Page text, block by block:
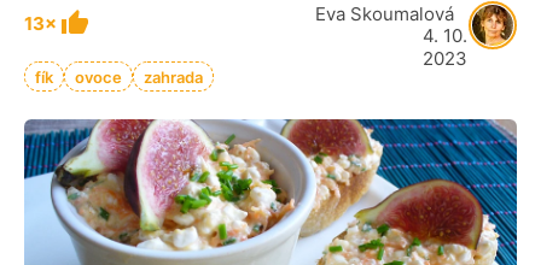
13×
Eva Skoumalová
4. 10.
2023
fík ovoce zahrada